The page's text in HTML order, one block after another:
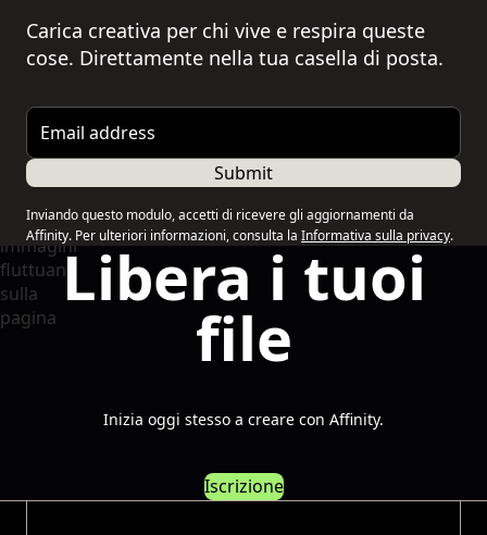
Carica creativa per chi vive e respira queste
cose. Direttamente nella tua casella di posta.
Email address
Submit
Inviando questo modulo, accetti di ricevere gli aggiornamenti da
Affinity. Per ulteriori informazioni, consulta la Informativa sulla privacy.
Libera i tuoi
file
Inizia oggi stesso a creare con Affinity.
Iscrizione